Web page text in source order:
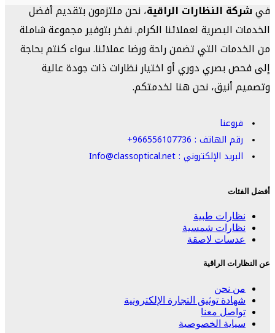
فيشركة النظارات الراقية، نحن ملتزمون بتقديم أفضل
الخدمات البصرية لعملائنا الكرام. نفخر بتوفير مجموعة شاملة
من الخدمات التي تضمن راحة ورضا عملائنا. سواء كنتم بحاجة
إلى فحص بصري دوري أو اختيار نظارات ذات جودة عالية
وتصميم أنيق، نحن هنا لخدمتكم.
فروعنا
رقم الهاتف : 966556107736+
البريد الإلكتروني : Info@classoptical.net
أفضل الفئات
نظارات طبية
نظارات شمسية
عدسات لاصقة
عن النظارات الراقية
من نحن
شهادة توثيق التجارة الإلكترونية
تواصل معنا
سياية الخصوصية